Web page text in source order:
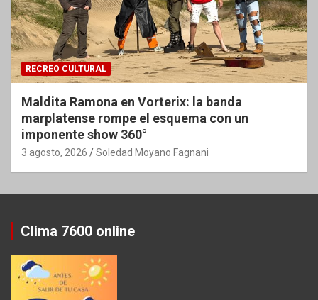
RECREO CULTURAL
Maldita Ramona en Vorterix: la banda
marplatense rompe el esquema con un
imponente show 360°
3 agosto, 2026 Soledad Moyano Fagnani
Clima 7600 online